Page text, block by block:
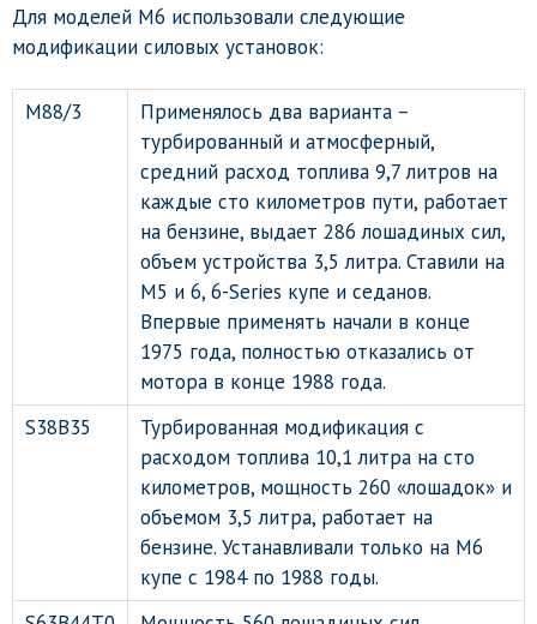
Для моделей М6 использовали следующие
модификации силовых установок:
M88/3
Применялось два варианта –
турбированный и атмосферный,
средний расход топлива 9,7 литров на
каждые сто километров пути, работает
на бензине, выдает 286 лошадиных сил,
объем устройства 3,5 литра. Ставили на
М5 и 6, 6-Series купе и седанов.
Впервые применять начали в конце
1975 года, полностью отказались от
мотора в конце 1988 года.
S38B35
Турбированная модификация с
расходом топлива 10,1 литра на сто
километров, мощность 260 «лошадок» и
объемом 3,5 литра, работает на
бензине. Устанавливали только на М6
купе с 1984 по 1988 годы.